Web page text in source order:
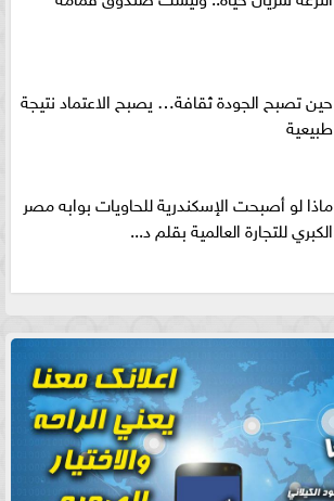
حين تصبح الجودة ثقافة… يصبح الاعتماد نتيجة
طبيعية
ماذا لو أصبحت الإسكندرية للحاويات بوابه مصر
الكبري للتجارة العالمية بقلم د...